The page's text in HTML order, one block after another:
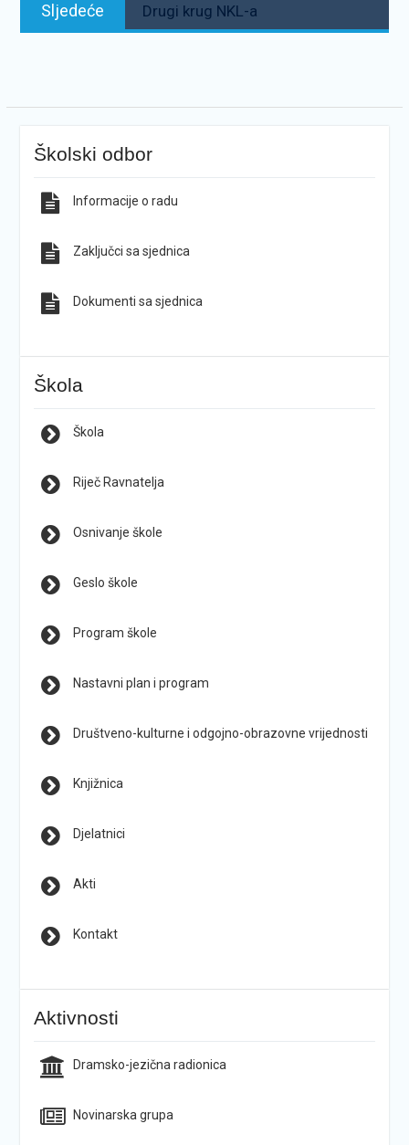
Sljedeće Drugi krug NKL-a
Školski odbor
Informacije o radu
Zaključci sa sjednica
Dokumenti sa sjednica
Škola
Škola
Riječ Ravnatelja
Osnivanje škole
Geslo škole
Program škole
Nastavni plan i program
Društveno-kulturne i odgojno-obrazovne vrijednosti
Knjižnica
Djelatnici
Akti
Kontakt
Aktivnosti
Dramsko-jezična radionica
Novinarska grupa